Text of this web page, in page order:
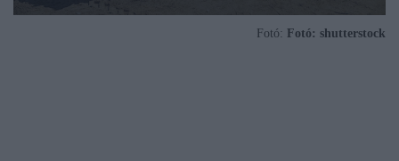
Fotó: Fotó: shutterstock